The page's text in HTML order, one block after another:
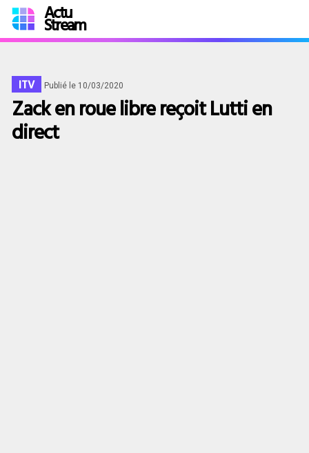
Actu
Stream
ITV Publié le 10/03/2020
Zack en roue libre reçoit Lutti en
direct